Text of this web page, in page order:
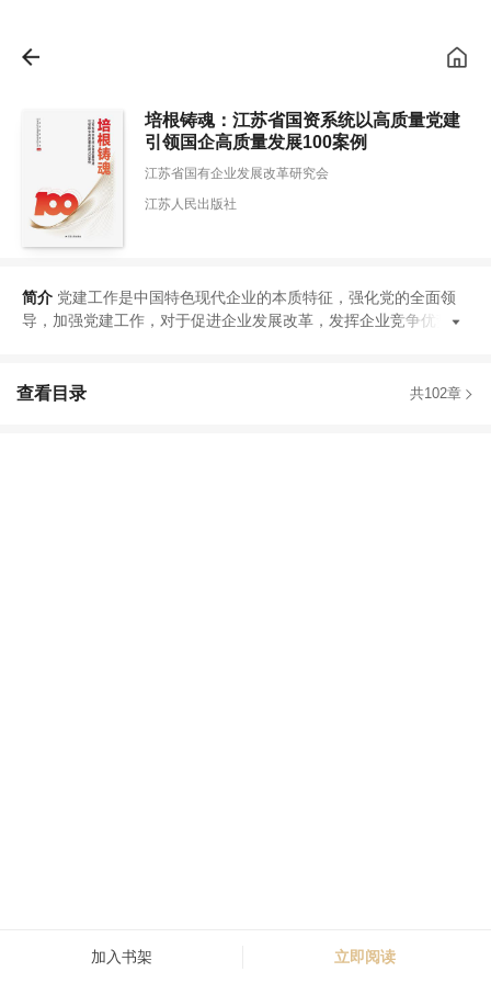
培根铸魂：江苏省国资系统以高质量党建
引领国企高质量发展100案例
江苏省国有企业发展改革研究会
江苏人民出版社
党建工作是中国特色现代企业的本质特征 ， 强化党的全面领
导 ， 加强党建工作 ， 对于促进企业发展改革 ， 发挥企业竞争优势 ，
简介
查看目录 共102章
加入书架 立即阅读